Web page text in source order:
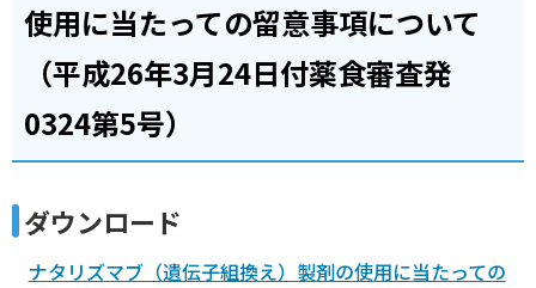
使用に当たっての留意事項について
（平成26年3月24日付薬食審査発
0324第5号）
ダウンロード
ナタリズマブ（遺伝子組換え）製剤の使用に当たっての